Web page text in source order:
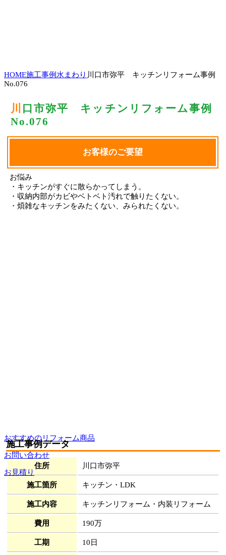
おすすめのリフォーム商品
お問い合わせ
お見積り
HOME施工事例水まわり 川口市弥平 キッチンリフォーム事例
No.076
川口市弥平 キッチンリフォーム事例
No.076
お客様のご要望
お悩み
・キッチンがすぐに散らかってしまう。
・収納内部がカビやベトベト汚れで触りたくない。
・煩雑なキッチンをみたくない、みられたくない。
施工事例データ
住所 川口市弥平
施工箇所 キッチン・LDK
施工内容 キッチンリフォーム・内装リフォーム
費用 190万
工期 10日